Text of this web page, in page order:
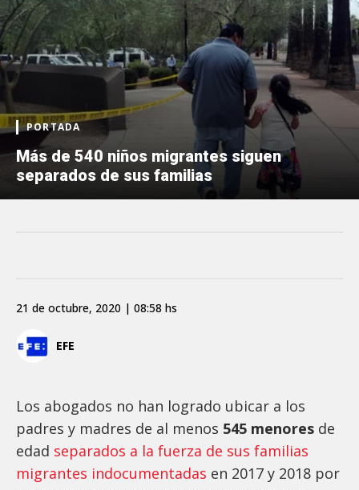
PORTADA
Más de 540 niños migrantes siguen
separados de sus familias
EFE
21 de octubre, 2020 | 08:58 hs
Los abogados no han logrado ubicar a los
padres y madres de al menos 545 menores de
edad separados a la fuerza de sus familias
migrantes indocumentadas en 2017 y 2018 por